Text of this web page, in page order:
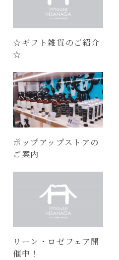
☆ギフト雑貨のご紹介
☆
ポップアップストアの
ご案内
リーン・ロゼフェア開
催中！